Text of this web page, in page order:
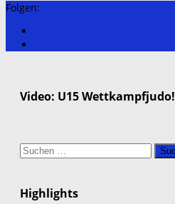
Folgen:
Video: U15 Wettkampfjudo!
Suchen
Highlights